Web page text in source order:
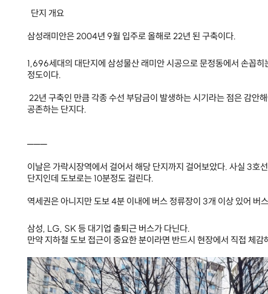
단지 개요
삼성래미안은 2004년 9월 입주로 올해로 22년 된 구축이다.
1,696세대의 대단지에 삼성물산 래미안 시공으로 문정동에서 손꼽
정도이다.
22년 구축인 만큼 각종 수선 부담금이 발생하는 시기라는 점은 감안
공존하는 단지다.
───
이날은 가락시장역에서 걸어서 해당 단지까지 걸어보았다. 사실 3호
단지인데 도보로는 10분정도 걸린다.
역세권은 아니지만 도보 4분 이내에 버스 정류장이 3개 이상 있어 버
삼성, LG, SK 등 대기업 출퇴근 버스가 다닌다.
만약 지하철 도보 접근이 중요한 분이라면 반드시 현장에서 직접 체감